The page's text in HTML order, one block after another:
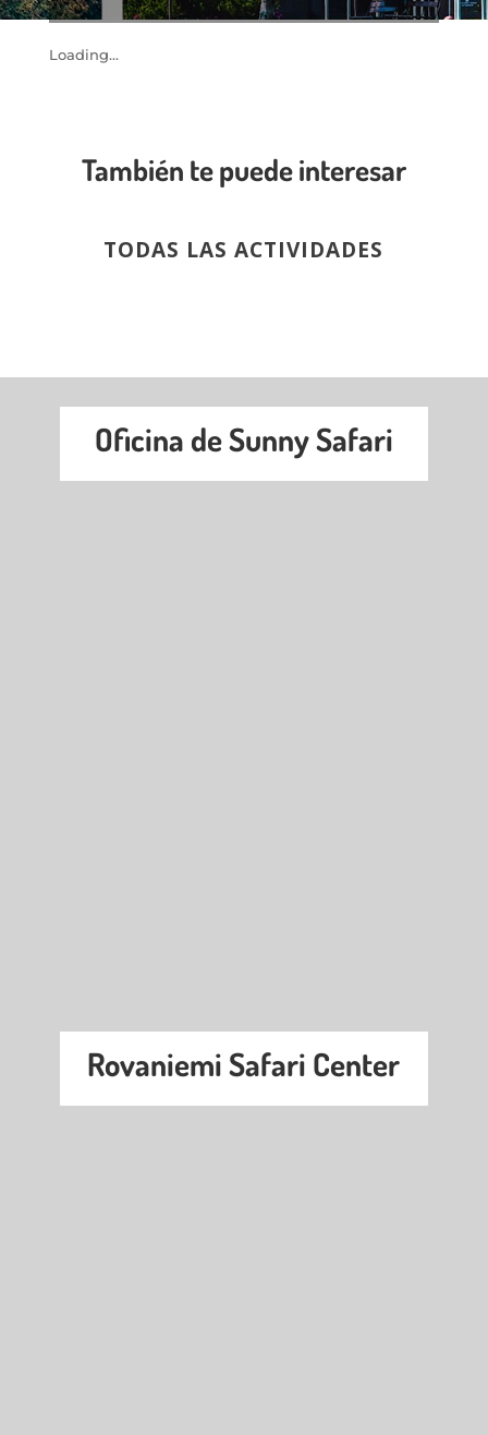
Loading...
También te puede interesar
TODAS LAS ACTIVIDADES
Oficina de Sunny Safari
Rovaniemi Safari Center